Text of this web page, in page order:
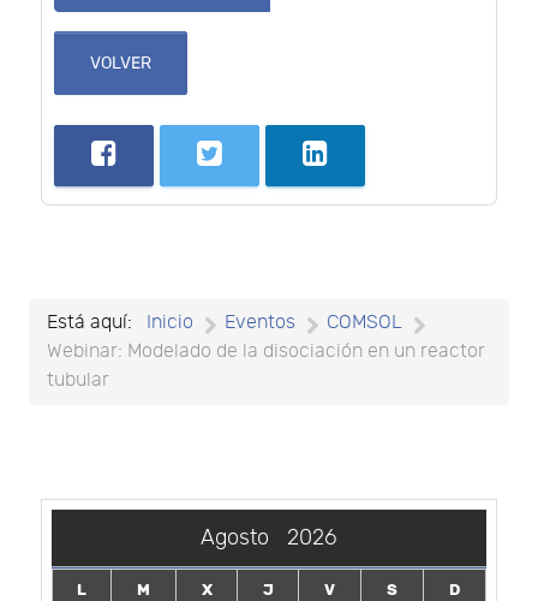
VOLVER
Está aquí: Inicio Eventos
COMSOL
Webinar: Modelado de la disociación en un reactor
tubular
Agosto 2026
L M X J V S
D